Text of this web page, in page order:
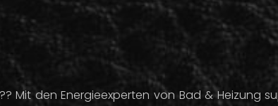
Mit den Energieexperten von Bad & Heizung